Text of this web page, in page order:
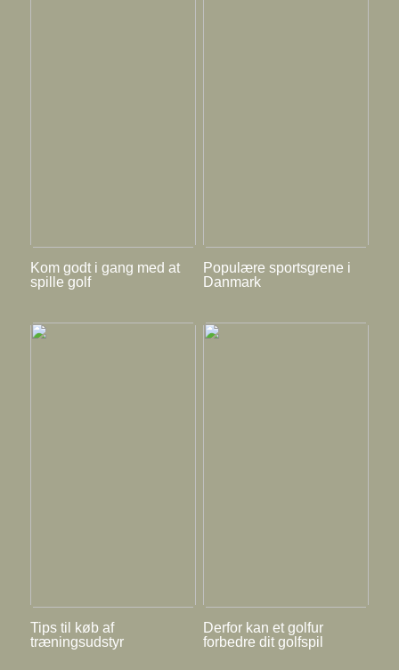
Kom godt i gang med at
spille golf
Populære sportsgrene i
Danmark
Tips til køb af
træningsudstyr
Derfor kan et golfur
forbedre dit golfspil